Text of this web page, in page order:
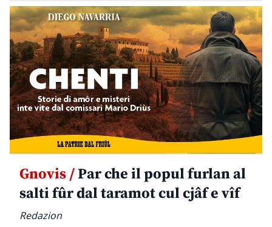
Gnovis /Par che il popul furlan al
salti fûr dal taramot cul cjâf e vîf
Redazion